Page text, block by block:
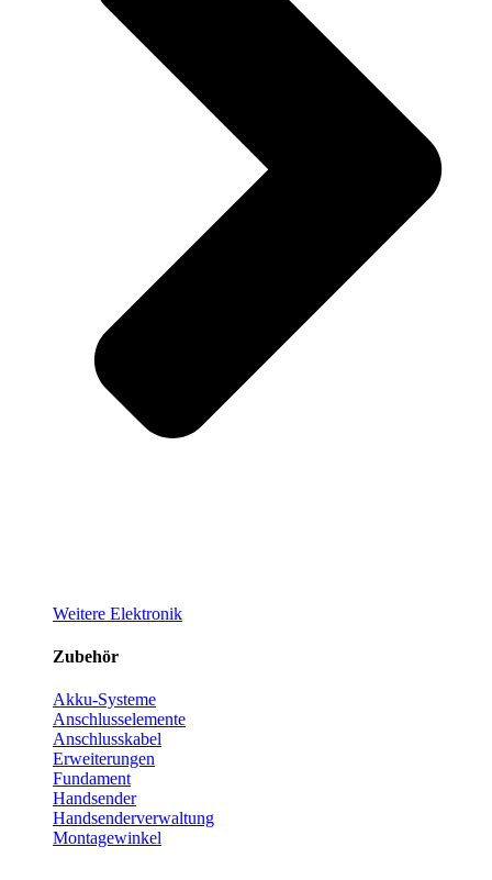
Weitere Elektronik
Zubehör
Akku-Systeme
Anschlusselemente
Anschlusskabel
Erweiterungen
Fundament
Handsender
Handsenderverwaltung
Montagewinkel